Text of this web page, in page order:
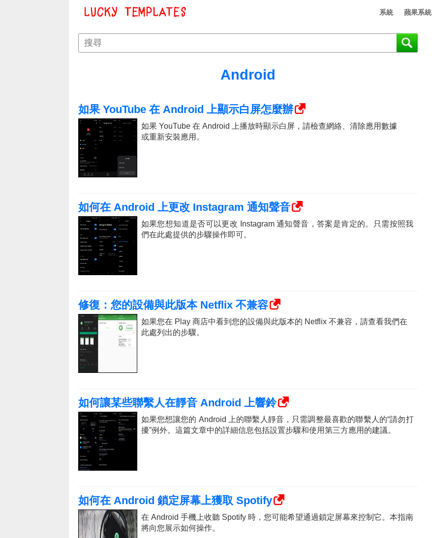
系統 蘋果系統
Android
如果 YouTube 在 Android 上顯示白屏怎麼辦
如果 YouTube 在 Android 上播放時顯示白屏，請檢查網絡、清除應用數據
或重新安裝應用。
如何在 Android 上更改 Instagram 通知聲音
如果您想知道是否可以更改 Instagram 通知聲音，答案是肯定的。只需按照我
們在此處提供的步驟操作即可。
修復：您的設備與此版本 Netflix 不兼容
如果您在 Play 商店中看到您的設備與此版本的 Netflix 不兼容，請查看我們在
此處列出的步驟。
如何讓某些聯繫人在靜音 Android 上響鈴
如果您想讓您的 Android 上的聯繫人靜音，只需調整最喜歡的聯繫人的“請勿打
擾”例外。這篇文章中的詳細信息包括設置步驟和使用第三方應用的建議。
如何在 Android 鎖定屏幕上獲取 Spotify
在 Android 手機上收聽 Spotify 時，您可能希望通過鎖定屏幕來控制它。本指南
將向您展示如何操作。